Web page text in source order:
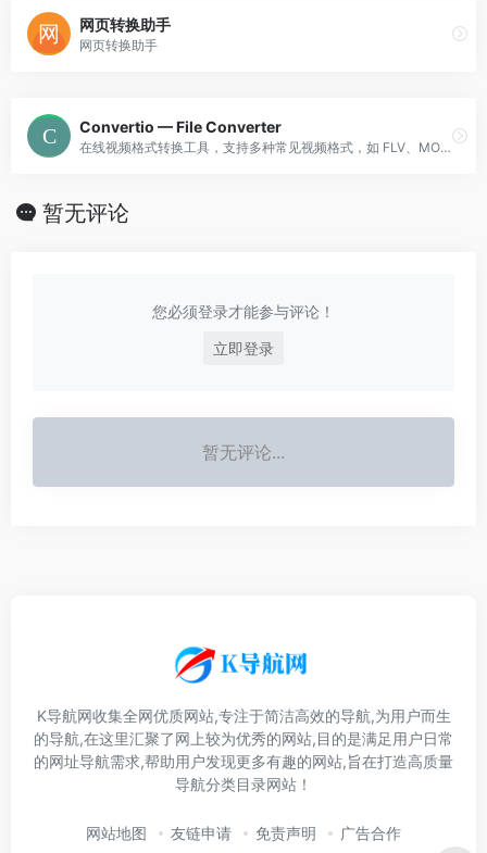
网页转换助手
网页转换助手
Convertio — File Converter
在线视频格式转换工具，支持多种常见视频格式，如 FLV、MOV 和 AVI 等。上传的视频文件不能超过 100 MB。
暂无评论
您必须登录才能参与评论！
立即登录
暂无评论...
K导航网收集全网优质网站,专注于简洁高效的导航,为用户而生
的导航,在这里汇聚了网上较为优秀的网站,目的是满足用户日常
的网址导航需求,帮助用户发现更多有趣的网站,旨在打造高质量
导航分类目录网站！
网站地图 友链申请 免责声明 广告合作